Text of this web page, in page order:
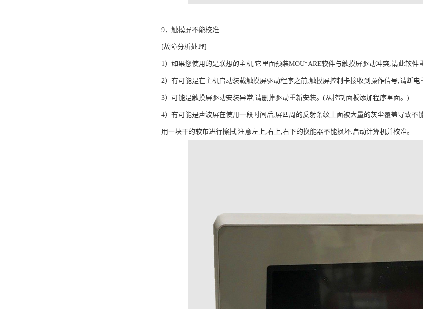
9．触摸屏不能校准
[故障分析处理]
1）如果您使用的是联想的主机,它里面预装MOU*ARE软件与触摸屏驱动冲突,请此软件
2）有可能是在主机启动装载触摸屏驱动程序之前,触摸屏控制卡接收到操作信号,请断电
3）可能是触摸屏驱动安装异常,请删掉驱动重新安装。(从控制面板添加程序里面。)
4）有可能是声波屏在使用一段时间后,屏四周的反射条纹上面被大量的灰尘覆盖导致
用一块干的软布进行擦拭,注意左上,右上,右下的换能器不能损坏.启动计算机并校准。